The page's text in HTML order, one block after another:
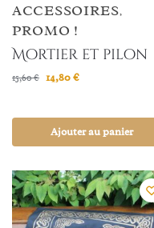
ACCESSOIRES,
PROMO !
Mortier et pilon
15,60€ 14,80€
Ajouter au panier